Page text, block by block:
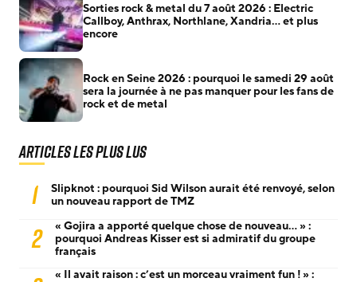
Sorties rock & metal du 7 août 2026 : Electric
Callboy, Anthrax, Northlane, Xandria… et plus
encore
Rock en Seine 2026 : pourquoi le samedi 29 août
sera la journée à ne pas manquer pour les fans de
rock et de metal
Articles les plus lus
1
Slipknot : pourquoi Sid Wilson aurait été renvoyé, selon
un nouveau rapport de TMZ
2
« Gojira a apporté quelque chose de nouveau… » :
pourquoi Andreas Kisser est si admiratif du groupe
français
« Il avait raison : c’est un morceau vraiment fun ! » :